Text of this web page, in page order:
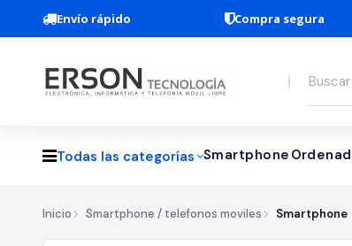
Envío rápido Compra segura
Todas las categorías Smartphone
Inicio Smartphone / telefonos moviles Smartphone